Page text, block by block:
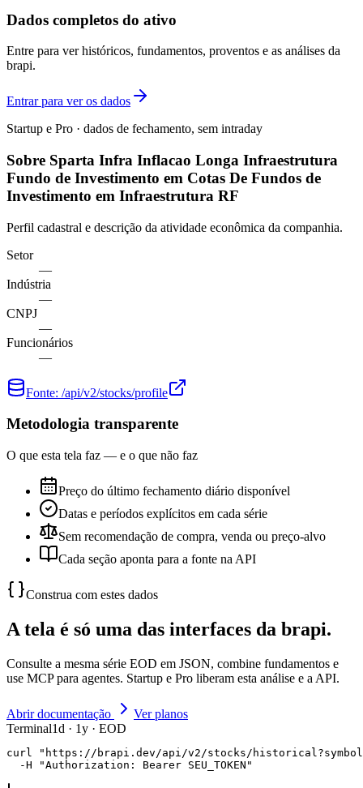
Dados completos do ativo
Entre para ver históricos, fundamentos, proventos e as análises da
brapi.
Entrar para ver os dados
Startup e Pro · dados de fechamento, sem intraday
Sobre Sparta Infra Inflacao Longa Infraestrutura
Fundo de Investimento em Cotas De Fundos de
Investimento em Infraestrutura RF
Perfil cadastral e descrição da atividade econômica da companhia.
Setor
—
Indústria
—
CNPJ
—
Funcionários
—
Fonte: /api/v2/stocks/profile
Metodologia transparente
O que esta tela faz — e o que não faz
Preço do último fechamento diário disponível
Datas e períodos explícitos em cada série
Sem recomendação de compra, venda ou preço-alvo
Cada seção aponta para a fonte na API
Construa com estes dados
A tela é só uma das interfaces da brapi.
Consulte a mesma série EOD em JSON, combine fundamentos e
use MCP para agentes. Startup e Pro liberam esta análise e a API.
Abrir documentação
Ver planos
Terminal1d · 1y · EOD
curl "https://brapi.dev/api/v2/stocks/
  -H "Authorization: Bearer SEU_TOKEN"